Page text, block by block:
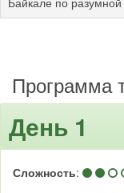
Программа
День 1
Сложность: